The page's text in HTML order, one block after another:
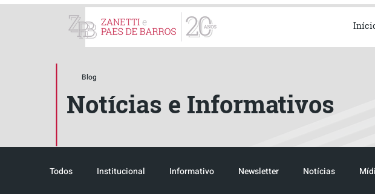
Blog
Notícias e Informativos
Todos Institucional Informativo Newsletter Notícias